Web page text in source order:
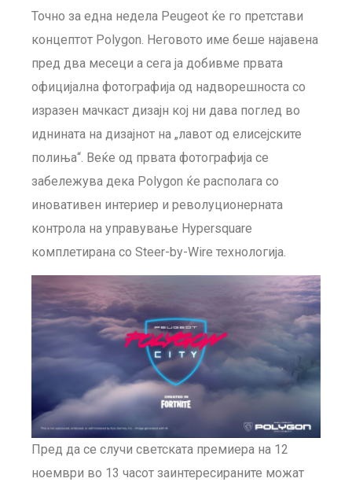
Точно за една недела Peugeot ќе го претстави
концептот Polygon. Неговото име беше најавена
пред два месеци а сега ја добивме првата
официјална фотографија од надворешноста со
изразен мачкаст дизајн кој ни дава поглед во
иднината на дизајнот на „лавот од елисејските
полиња“. Веќе од првата фотографија се
забележува дека Polygon ќе располага со
иновативен интериер и револуционерната
контрола на управување Hypersquare
комплетирана со Steer-by-Wire технологија.
Пред да се случи светската премиера на 12
ноември во 13 часот заинтересираните можат